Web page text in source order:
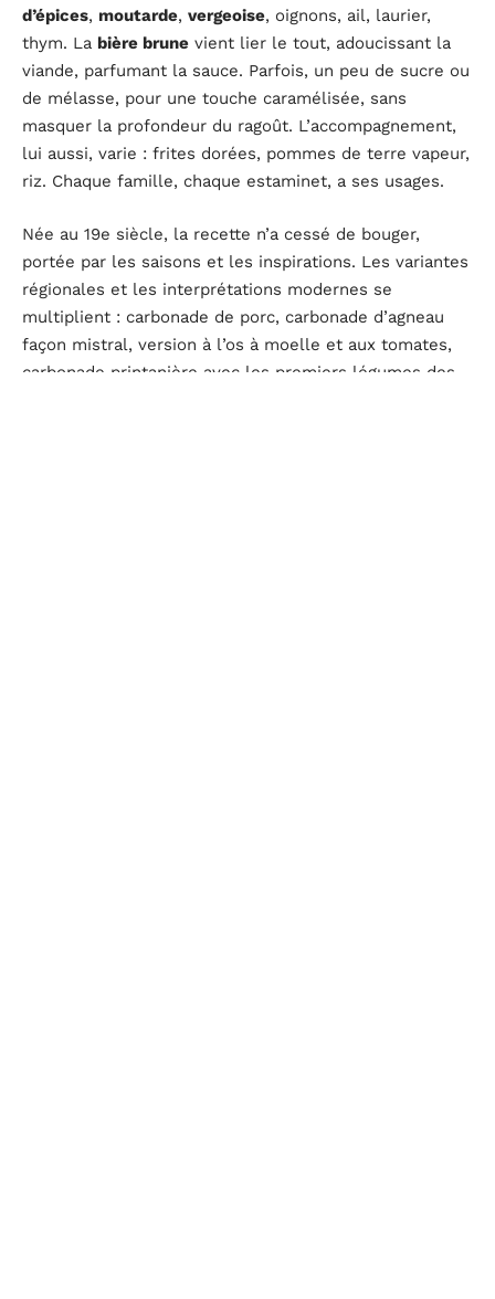
d’épices, moutarde, vergeoise, oignons, ail, laurier,
thym. La bière brune vient lier le tout, adoucissant la
viande, parfumant la sauce. Parfois, un peu de sucre ou
de mélasse, pour une touche caramélisée, sans
masquer la profondeur du ragoût. L’accompagnement,
lui aussi, varie : frites dorées, pommes de terre vapeur,
riz. Chaque famille, chaque estaminet, a ses usages.
Née au 19e siècle, la recette n’a cessé de bouger,
portée par les saisons et les inspirations. Les variantes
régionales et les interprétations modernes se
multiplient : carbonade de porc, carbonade d’agneau
façon mistral, version à l’os à moelle et aux tomates,
carbonade printanière avec les premiers légumes des